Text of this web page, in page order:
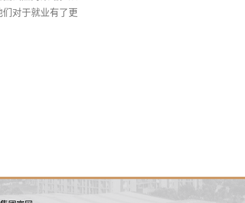
对于就业有了更